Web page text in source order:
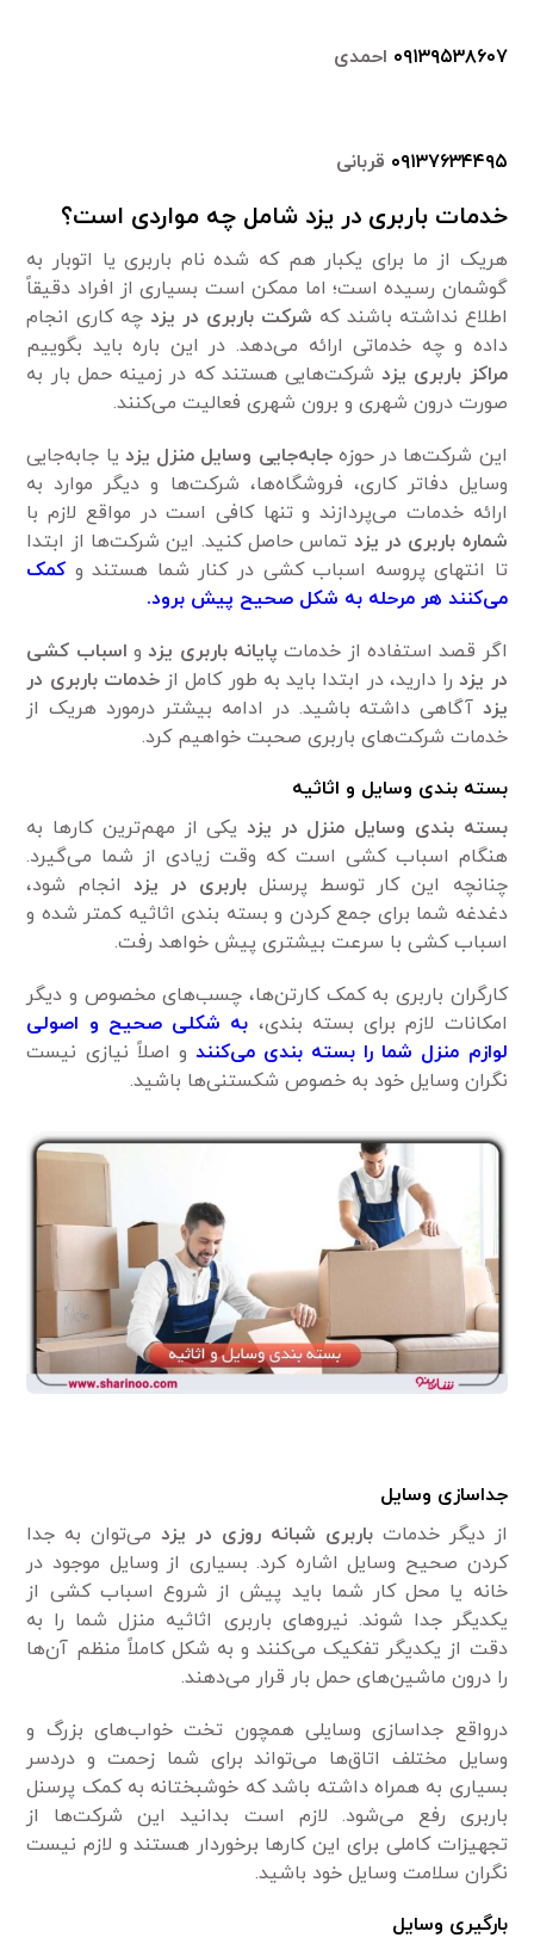
۰۹۱۳۹۵۳۸۶۰۷ احمدی
۰۹۱۳۷۶۳۴۴۹۵ قربانی
خدمات باربری در یزد شامل چه مواردی است؟
هریک از ما برای یکبار هم که شده نام باربری یا اتوبار به
گوشمان رسیده است؛ اما ممکن است بسیاری از افراد دقیقاً
اطلاع نداشته باشند که شرکت باربری در یزد چه کاری انجام
داده و چه خدماتی ارائه می‌دهد. در این باره باید بگوییم
مراکز باربری یزد شرکت‌هایی هستند که در زمینه حمل بار به
صورت درون شهری و برون شهری فعالیت می‌کنند.
این شرکت‌ها در حوزهجابه‌جایی وسایل منزل یزد یا جابه‌جایی
وسایل دفاتر کاری، فروشگاه‌ها، شرکت‌ها و دیگر موارد به
ارائه خدمات می‌پردازند و تنها کافی است در مواقع لازم با
شماره باربری در یزد تماس حاصل کنید. این شرکت‌ها از ابتدا
تا انتهای پروسه اسباب کشی در کنار شما هستند و کمک
می‌کنند هر مرحله به شکل صحیح پیش برود.
اگر قصد استفاده از خدمات پایانه باربری یزد و اسباب کشی
در یزد را دارید، در ابتدا باید به طور کامل ازخدمات باربری در
یزد آگاهی داشته باشید. در ادامه بیشتر درمورد هریک از
خدمات شرکت‌های باربری صحبت خواهیم کرد.
بسته بندی وسایل و اثاثیه
بسته بندی وسایل منزل در یزد یکی از مهم‌ترین کار‌ها به
هنگام اسباب کشی است که وقت زیادی از شما می‌گیرد.
چنانچه این کار توسط پرسنلباربری در یزد انجام شود،
دغدغه شما برای جمع کردن و بسته بندی اثاثیه کمتر شده و
اسباب کشی با سرعت بیشتری پیش خواهد رفت.
کارگران باربری به کمک کارتن‌ها، چسب‌های مخصوص و دیگر
امکانات لازم برای بسته بندی، به شکلی صحیح و اصولی
لوازم منزل شما را بسته بندی می‌کنند و اصلاً نیازی نیست
نگران وسایل خود به خصوص شکستنی‌ها باشید.
جداسازی وسایل
از دیگر خدماتباربری شبانه‌ روزی در یزد می‌توان به جدا
کردن صحیح وسایل اشاره کرد. بسیاری از وسایل موجود در
خانه یا محل کار شما باید پیش از شروع اسباب کشی از
یکدیگر جدا شوند. نیرو‌های باربری اثاثیه منزل شما را به
دقت از یکدیگر تفکیک می‌کنند و به شکل کاملاً منظم آن‌ها
را درون ماشین‌های حمل بار قرار می‌دهند.
درواقع جداسازی وسایلی همچون تخت خواب‌های بزرگ و
وسایل مختلف اتاق‌ها می‌تواند برای شما زحمت و دردسر
بسیاری به همراه داشته باشد که خوشبختانه به کمک پرسنل
باربری رفع می‌شود. لازم است بدانید این شرکت‌ها از
تجهیزات کاملی برای این کار‌ها برخوردار هستند و لازم نیست
نگران سلامت وسایل خود باشید.
بارگیری وسایل